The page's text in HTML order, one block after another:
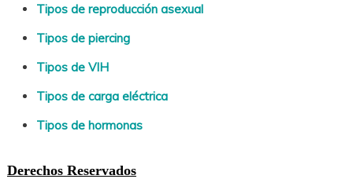
Tipos de reproducción asexual
Tipos de piercing
Tipos de VIH
Tipos de carga eléctrica
Tipos de hormonas
Derechos Reservados